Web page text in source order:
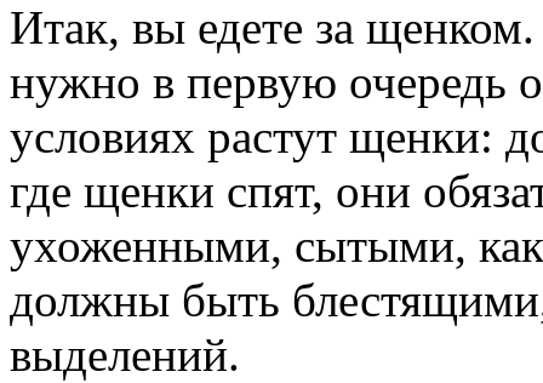
Итак, вы едете за
нужно в первую очередь
условиях растут щенки:
где щенки спят, они
ухоженными, сытыми,
должны быть
выделений.